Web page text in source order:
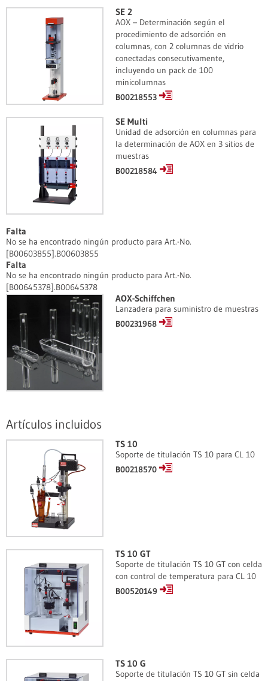
SE 2
AOX – Determinación según el
procedimiento de adsorción en
columnas, con 2 columnas de vidrio
conectadas consecutivamente,
incluyendo un pack de 100
minicolumnas
B00218553
SE Multi
Unidad de adsorción en columnas para
la determinación de AOX en 3 sitios de
muestras
B00218584
Falta
No se ha encontrado ningún producto para Art.-No.
[B00603855].B00603855
Falta
No se ha encontrado ningún producto para Art.-No.
[B00645378].B00645378
AOX-Schiffchen
Lanzadera para suministro de muestras
B00231968
Artículos incluidos
TS 10
Soporte de titulación TS 10 para CL 10
B00218570
TS 10 GT
Soporte de titulación TS 10 GT con celda
con control de temperatura para CL 10
B00520149
TS 10 G
Soporte de titulación TS 10 GT sin celda